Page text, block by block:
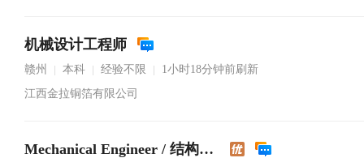
机械设计工程师
赣州 本科 经验不限
1小时18分钟前刷新
江西金拉铜箔有限公司
Mechanical Engineer / 结构工程师